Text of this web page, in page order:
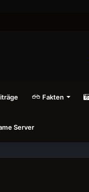
Fakten
Server